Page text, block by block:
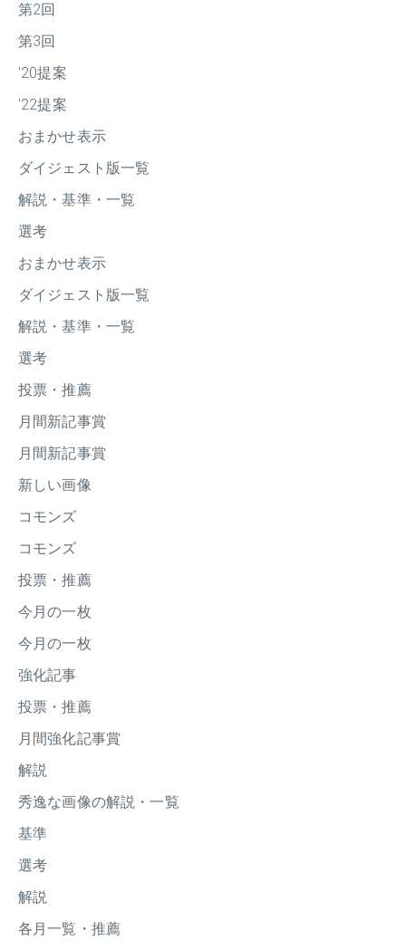
第2回
第3回
'20提案
'22提案
おまかせ表示
ダイジェスト版一覧
解説・基準・一覧
選考
おまかせ表示
ダイジェスト版一覧
解説・基準・一覧
選考
投票・推薦
月間新記事賞
月間新記事賞
新しい画像
コモンズ
コモンズ
投票・推薦
今月の一枚
今月の一枚
強化記事
投票・推薦
月間強化記事賞
解説
秀逸な画像の解説・一覧
基準
選考
解説
各月一覧・推薦